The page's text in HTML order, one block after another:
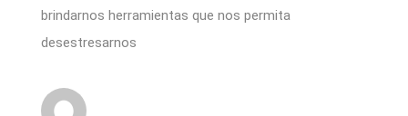
brindarnos herramientas que nos permita
desestresarnos